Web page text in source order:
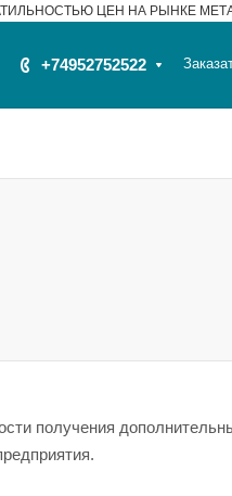
ЦЕН НА РЫНКЕ
+74952752522
получения